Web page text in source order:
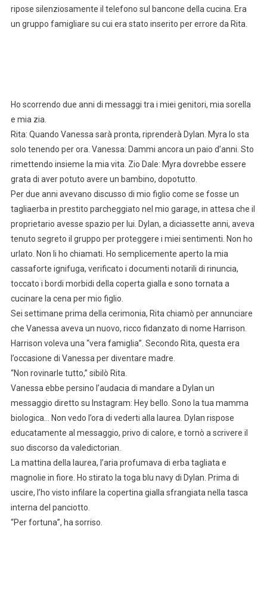
ripose silenziosamente il telefono sul bancone della cucina. Era
un gruppo famigliare su cui era stato inserito per errore da Rita.
Ho scorrendo due anni di messaggi tra i miei genitori, mia sorella
e mia zia.
Rita: Quando Vanessa sarà pronta, riprenderà Dylan. Myra lo sta
solo tenendo per ora. Vanessa: Dammi ancora un paio d’anni. Sto
rimettendo insieme la mia vita. Zio Dale: Myra dovrebbe essere
grata di aver potuto avere un bambino, dopotutto.
Per due anni avevano discusso di mio figlio come se fosse un
tagliaerba in prestito parcheggiato nel mio garage, in attesa che il
proprietario avesse spazio per lui. Dylan, a diciassette anni, aveva
tenuto segreto il gruppo per proteggere i miei sentimenti. Non ho
urlato. Non li ho chiamati. Ho semplicemente aperto la mia
cassaforte ignifuga, verificato i documenti notarili di rinuncia,
toccato i bordi morbidi della coperta gialla e sono tornata a
cucinare la cena per mio figlio.
Sei settimane prima della cerimonia, Rita chiamò per annunciare
che Vanessa aveva un nuovo, ricco fidanzato di nome Harrison.
Harrison voleva una “vera famiglia”. Secondo Rita, questa era
l’occasione di Vanessa per diventare madre.
“Non rovinarle tutto,” sibilò Rita.
Vanessa ebbe persino l’audacia di mandare a Dylan un
messaggio diretto su Instagram: Hey bello. Sono la tua mamma
biologica… Non vedo l’ora di vederti alla laurea. Dylan rispose
educatamente al messaggio, privo di calore, e tornò a scrivere il
suo discorso da valedictorian.
La mattina della laurea, l’aria profumava di erba tagliata e
magnolie in fiore. Ho stirato la toga blu navy di Dylan. Prima di
uscire, l’ho visto infilare la copertina gialla sfrangiata nella tasca
interna del panciotto.
“Per fortuna”, ha sorriso.